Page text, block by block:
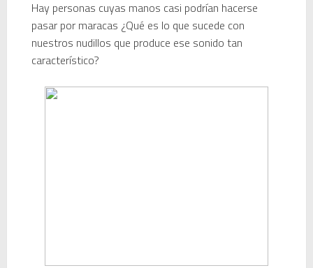
Hay personas cuyas manos casi podrían hacerse
pasar por maracas ¿Qué es lo que sucede con
nuestros nudillos que produce ese sonido tan
característico?